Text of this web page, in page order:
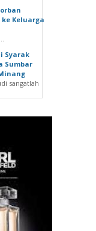
Keluarga
Syarak
Sumbar
sangatlah